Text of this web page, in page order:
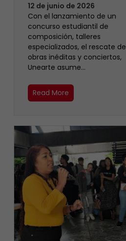
12 de junio de 2026
​Con el lanzamiento de un
concurso estudiantil de
composición, talleres
especializados, el rescate de
obras inéditas y conciertos,
Unearte asume…
Read More